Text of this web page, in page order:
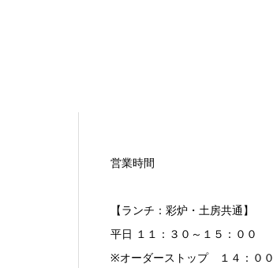
営業時間
【ランチ：彩炉・土房共通】
平日 １１：３０～１５：００
※オーダーストップ １４：００